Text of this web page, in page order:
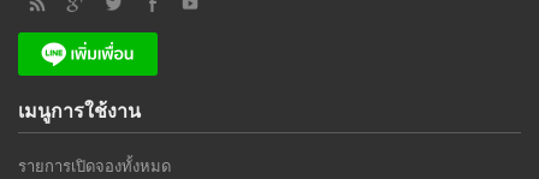
เมนูการใช้งาน
รายการเปิดจองทั้งหมด